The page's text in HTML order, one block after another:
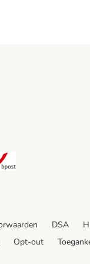
Method
Relay Shipping
DSA
Opt-out